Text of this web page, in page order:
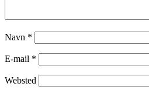
Navn *
E-mail *
Websted